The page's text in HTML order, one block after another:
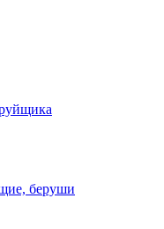
беруши